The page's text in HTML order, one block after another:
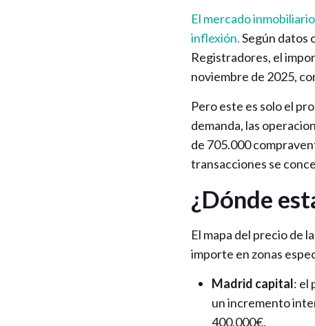
El mercado
inflexión.Según datos
Registradores, el
noviembre de 2025,
Pero este es solo el
demanda, las
de 705.000
transacciones se
¿Dónde
El mapa del precio de
importe en zonas
Madrid capital: el
un incremento
400.000€.